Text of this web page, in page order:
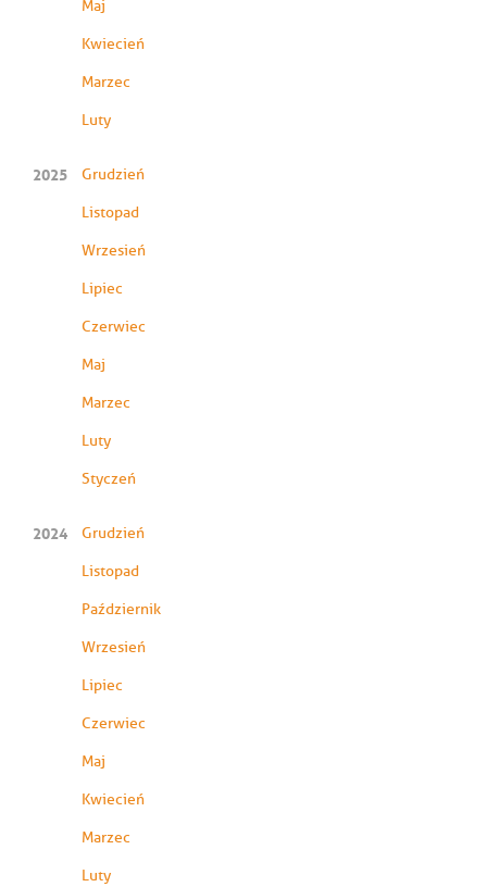
Maj
Kwiecień
Marzec
Luty
2025 Grudzień
Listopad
Wrzesień
Lipiec
Czerwiec
Maj
Marzec
Luty
Styczeń
2024 Grudzień
Listopad
Październik
Wrzesień
Lipiec
Czerwiec
Maj
Kwiecień
Marzec
Luty